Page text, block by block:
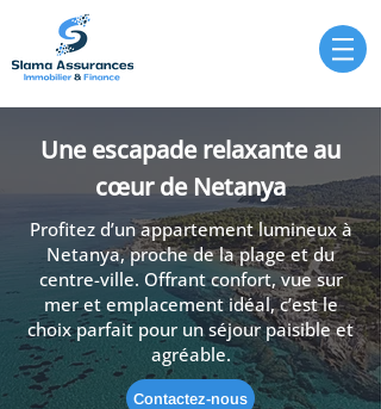
Une escapade relaxante au
cœur de Netanya
Profitez d’un appartement lumineux à
Netanya, proche de la plage et du
centre-ville. Offrant confort, vue sur
mer et emplacement idéal, c’est le
choix parfait pour un séjour paisible et
agréable.
Contactez-nous